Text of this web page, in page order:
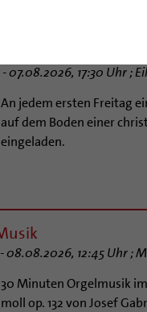
07.08.2026, 17:30 Uhr ;
An jedem ersten Freitag
auf dem Boden einer
eingeladen.
08.08.2026, 12:45 Uhr ;
30 Minuten Orgelmusik
moll op. 132 von Josef